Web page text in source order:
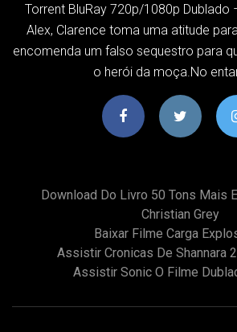
Torrent BluRay 720p/1080p Dublado
Alex, Clarence toma uma atitude
encomenda um falso sequestro para
o herói da moça.No
Download Do Livro 50 Tons Mais
Christian Grey
Baixar Filme Carga
Assistir Cronicas De Shannara
Assistir Sonic O Filme